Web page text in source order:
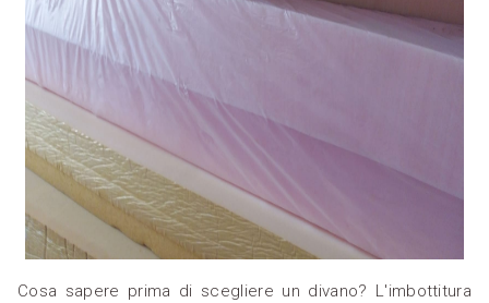
Cosa sapere prima di scegliere un divano? L'imbottitura